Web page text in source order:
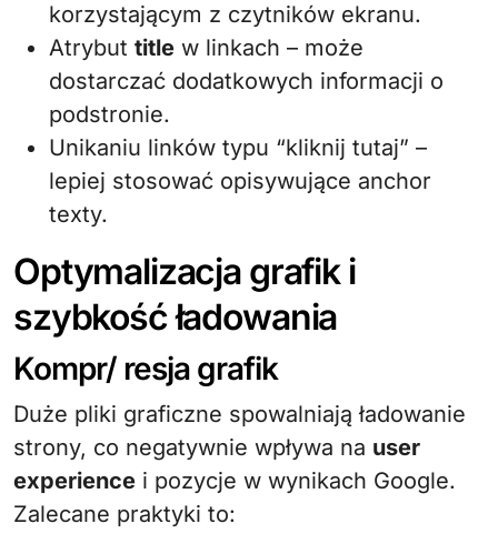
korzystającym z czytników ekranu.
Atrybut title w linkach – może
dostarczać dodatkowych informacji o
podstronie.
Unikaniu linków typu “kliknij tutaj” –
lepiej stosować opisywujące anchor
texty.
Optymalizacja grafik i
szybkość ładowania
Kompr/ resja grafik
Duże pliki graficzne spowalniają ładowanie
strony, co negatywnie wpływa na user
experience i pozycje w wynikach Google.
Zalecane praktyki to: